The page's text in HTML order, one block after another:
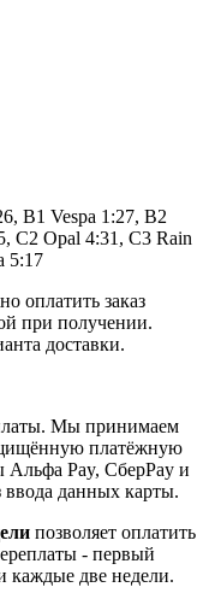
B1 Vespa 1:27, B2
C2 Opal 4:31, C3 Rain
5:17
заказ
при получении.
доставки.
Мы принимаем
платёжную
Альфа Pay, СберPay и
ввода данных карты.
позволяет оплатить
- первый
каждые две недели.